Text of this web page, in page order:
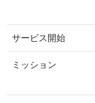
サービス開始
ミッション